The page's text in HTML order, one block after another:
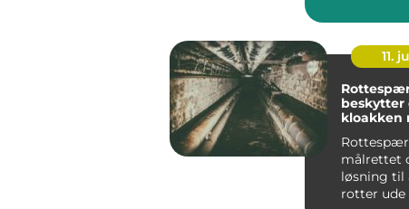
...
11.
beskytter
kloakken
målrettet
løsning til
rotter ude